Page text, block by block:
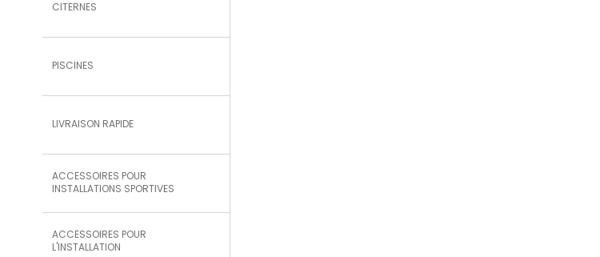
CITERNES
PISCINES
LIVRAISON RAPIDE
ACCESSOIRES POUR
INSTALLATIONS SPORTIVES
ACCESSOIRES POUR
L'INSTALLATION